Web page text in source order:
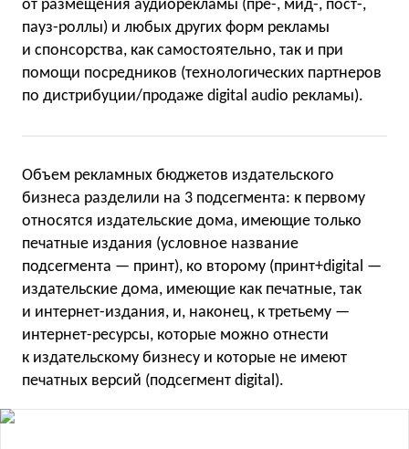
от размещения аудиорекламы (пре-, мид-, пост-,
пауз-роллы) и любых других форм рекламы
и спонсорства, как самостоятельно, так и при
помощи посредников (технологических партнеров
по дистрибуции/продаже digital audio рекламы).
Объем рекламных бюджетов издательского
бизнеса разделили на 3 подсегмента: к первому
относятся издательские дома, имеющие только
печатные издания (условное название
подсегмента — принт), ко второму (принт+digital —
издательские дома, имеющие как печатные, так
и интернет-издания, и, наконец, к третьему —
интернет-ресурсы, которые можно отнести
к издательскому бизнесу и которые не имеют
печатных версий (подсегмент digital).